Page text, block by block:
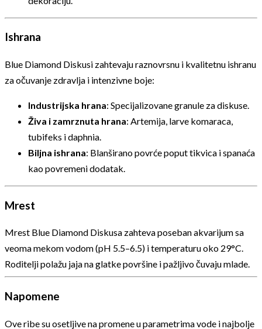
Ishrana
Blue Diamond Diskusi zahtevaju raznovrsnu i kvalitetnu ishranu
za očuvanje zdravlja i intenzivne boje:
Industrijska hrana: Specijalizovane granule za diskuse.
Živa i zamrznuta hrana: Artemija, larve komaraca,
tubifeks i daphnia.
Biljna ishrana: Blanširano povrće poput tikvica i spanaća
kao povremeni dodatak.
Mrest
Mrest Blue Diamond Diskusa zahteva poseban akvarijum sa
veoma mekom vodom (pH 5.5–6.5) i temperaturu oko 29°C.
Roditelji polažu jaja na glatke površine i pažljivo čuvaju mlade.
Napomene
Ove ribe su osetljive na promene u parametrima vode i najbolje